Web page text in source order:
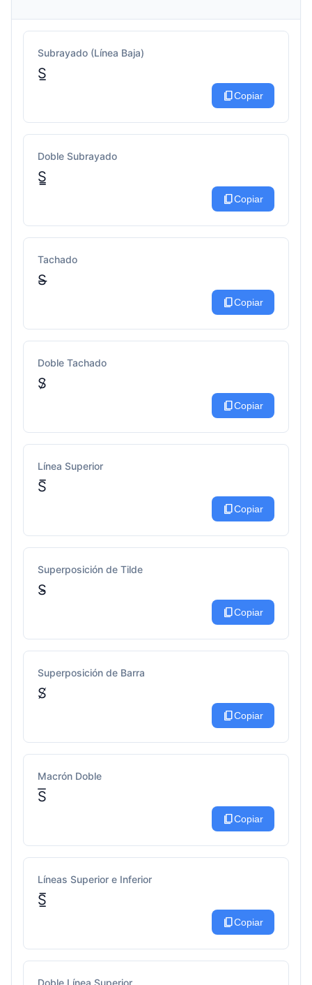
Subrayado (Línea Baja)
S̲
content_copyCopiar
Doble Subrayado
S̳
content_copyCopiar
Tachado
S̶
content_copyCopiar
Doble Tachado
S̷
content_copyCopiar
Línea Superior
S̅
content_copyCopiar
Superposición de Tilde
S̴
content_copyCopiar
Superposición de Barra
S̸
content_copyCopiar
Macrón Doble
S͞
content_copyCopiar
Líneas Superior e Inferior
S̲̅
content_copyCopiar
Doble Línea Superior